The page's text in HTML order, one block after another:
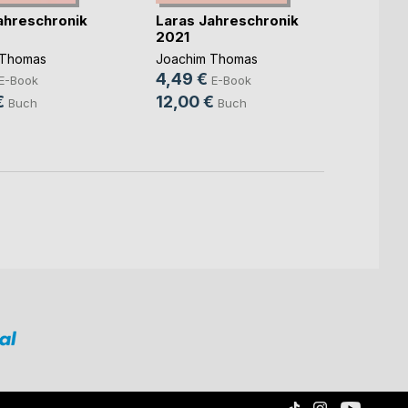
Book
Buch
Laras Jahreschronik
2021
Joachim Thomas
4,49 € E-Book
12,00 € Buch